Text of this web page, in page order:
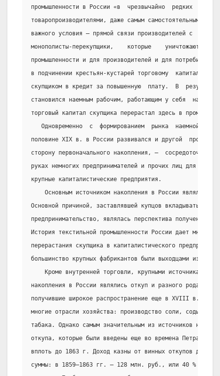
промышленности в России «в  чрезвычайно  редких
товаропроизводителями, даже самым самостоятельным из
важного условия — прямой связи производителей с
монополисты-перекупщики,    которые    уничтожают
промышленности и для производителей и для
в подчинении крестьян-кустарей торговому  капиталу
скупщиком в кредит за повышенную  плату.  В
становился наемным рабочим, работающим у себя  на
торговый капитал скупщика перерастал здесь в
Одновременно  с  формированием  рынка  наемной
половине XIX в. в России развивался и другой  процесс,
сторону первоначального накопления, —
руках немногих предпринимателей и прочих лиц для
крупные капиталистические предприятия.
Основным источником накопления в России являлась
Основной причиной, заставлявшей купцов вкладывать
предпринимательство, являлась перспектива получения
История текстильной промышленности России дает
перерастания скупщика в капиталистического
большинство крупных фабрикантов были выходцами из
Кроме внутренней торговли, крупными источниками
накопления в России являлись откуп и разного рода
получившие широкое распространение еще в XVIII в.
многие отрасли хозяйства: производство соли, соды,
табака. Однако самым значительным из источников
откупа, которые были введены еще во времена Петра 1 и
вплоть до 1863 г. Доход казны от винных откупов
суммы: в 1859—1863 гг. — 128 млн. руб., или 40 % всех